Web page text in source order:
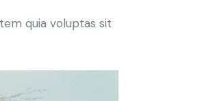
quia voluptas sit